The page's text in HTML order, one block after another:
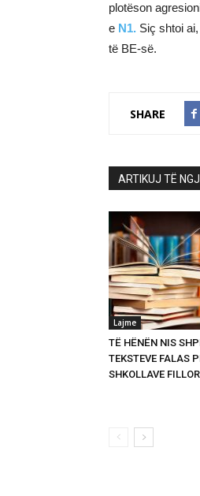
plotëson
e N1. Siç shtoi
të BE-së.
SHARE
ARTIKUJ TË
Lajme
TË HËNËN NIS
TEKSTEVE FALAS
SHKOLLAVE